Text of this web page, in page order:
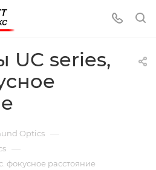
UC series,
Optics —
—
фокусное расстояние